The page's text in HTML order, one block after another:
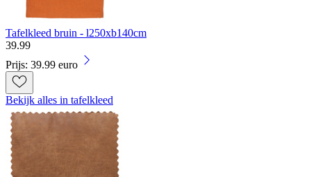
Tafelkleed bruin - l250xb140cm
39.99
Prijs: 39.99 euro
Bekijk alles in tafelkleed